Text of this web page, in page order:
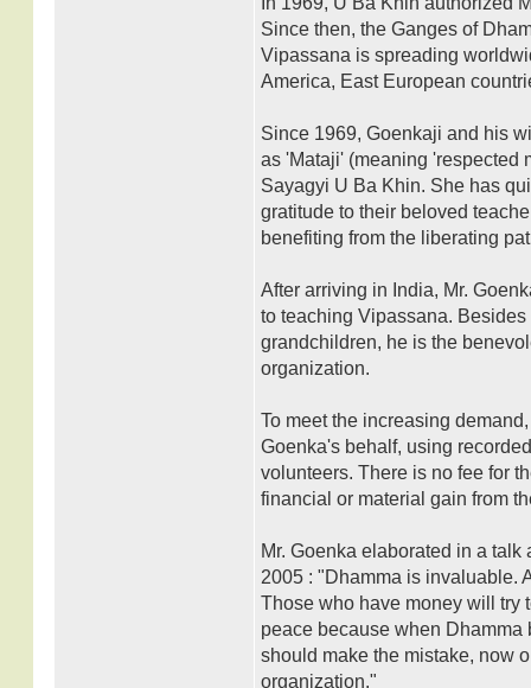
Since then, the Ganges of
Vipassana is spreading
America, East European
Since 1969, Goenkaji and his
as 'Mataji' (meaning 'respected
Sayagyi U Ba Khin. She has
gratitude to their beloved
benefiting from the liberating
After arriving in India, Mr.
to teaching Vipassana.
grandchildren, he is the
organization.
To meet the increasing
Goenka's behalf, using
volunteers. There is no fee for
financial or material gain from
Mr. Goenka elaborated in a
2005 : "Dhamma is invaluable.
Those who have money will try
peace because when Dhamma
should make the mistake, now
organization."